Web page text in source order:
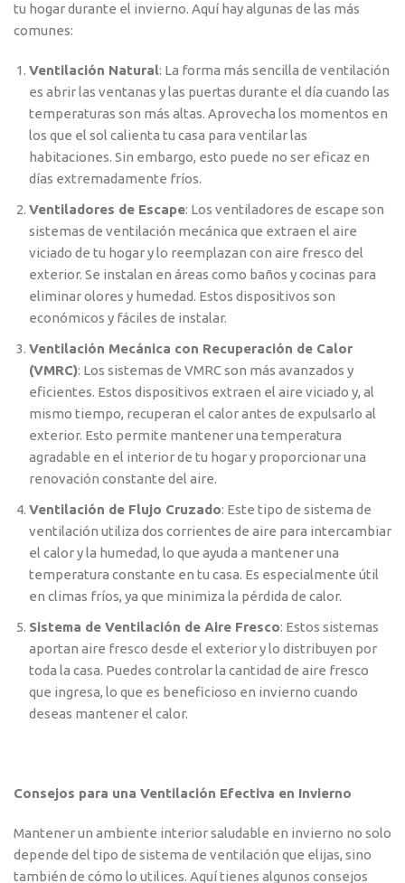
tu hogar durante el invierno. Aquí hay algunas de las más
comunes:
Ventilación Natural: La forma más sencilla de ventilación
es abrir las ventanas y las puertas durante el día cuando las
temperaturas son más altas. Aprovecha los momentos en
los que el sol calienta tu casa para ventilar las
habitaciones. Sin embargo, esto puede no ser eficaz en
días extremadamente fríos.
Ventiladores de Escape: Los ventiladores de escape son
sistemas de ventilación mecánica que extraen el aire
viciado de tu hogar y lo reemplazan con aire fresco del
exterior. Se instalan en áreas como baños y cocinas para
eliminar olores y humedad. Estos dispositivos son
económicos y fáciles de instalar.
Ventilación Mecánica con Recuperación de Calor
(VMRC): Los sistemas de VMRC son más avanzados y
eficientes. Estos dispositivos extraen el aire viciado y, al
mismo tiempo, recuperan el calor antes de expulsarlo al
exterior. Esto permite mantener una temperatura
agradable en el interior de tu hogar y proporcionar una
renovación constante del aire.
Ventilación de Flujo Cruzado: Este tipo de sistema de
ventilación utiliza dos corrientes de aire para intercambiar
el calor y la humedad, lo que ayuda a mantener una
temperatura constante en tu casa. Es especialmente útil
en climas fríos, ya que minimiza la pérdida de calor.
Sistema de Ventilación de Aire Fresco: Estos sistemas
aportan aire fresco desde el exterior y lo distribuyen por
toda la casa. Puedes controlar la cantidad de aire fresco
que ingresa, lo que es beneficioso en invierno cuando
deseas mantener el calor.
Consejos para una Ventilación Efectiva en Invierno
Mantener un ambiente interior saludable en invierno no solo
depende del tipo de sistema de ventilación que elijas, sino
también de cómo lo utilices. Aquí tienes algunos consejos